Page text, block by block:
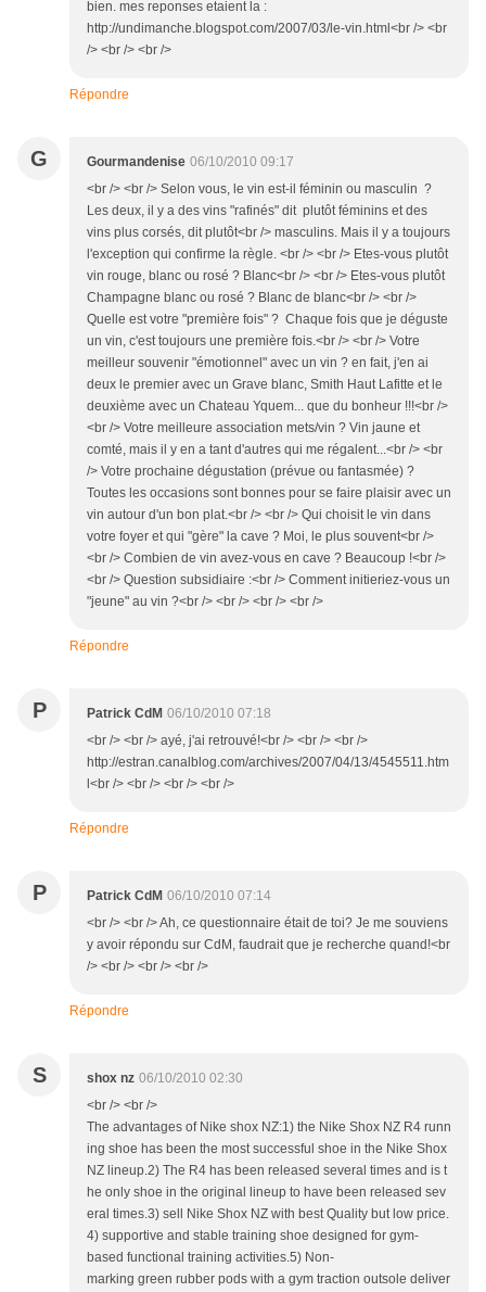
bien. mes reponses etaient la :
http://undimanche.blogspot.com/2007/03/le-vin.html<br /> <br
/> <br /> <br />
Répondre
G Gourmandenise 06/10/2010 09:17
<br /> <br /> Selon vous, le vin est-il féminin ou masculin ?
Les deux, il y a des vins "rafinés" dit plutôt féminins et des
vins plus corsés, dit plutôt<br /> masculins. Mais il y a toujours
l'exception qui confirme la règle. <br /> <br /> Etes-vous plutôt
vin rouge, blanc ou rosé ? Blanc<br /> <br /> Etes-vous plutôt
Champagne blanc ou rosé ? Blanc de blanc<br /> <br />
Quelle est votre "première fois" ? Chaque fois que je déguste
un vin, c'est toujours une première fois.<br /> <br /> Votre
meilleur souvenir "émotionnel" avec un vin ? en fait, j'en ai
deux le premier avec un Grave blanc, Smith Haut Lafitte et le
deuxième avec un Chateau Yquem... que du bonheur !!!<br />
<br /> Votre meilleure association mets/vin ? Vin jaune et
comté, mais il y en a tant d'autres qui me régalent...<br /> <br
/> Votre prochaine dégustation (prévue ou fantasmée) ?
Toutes les occasions sont bonnes pour se faire plaisir avec un
vin autour d'un bon plat.<br /> <br /> Qui choisit le vin dans
votre foyer et qui "gère" la cave ? Moi, le plus souvent<br />
<br /> Combien de vin avez-vous en cave ? Beaucoup !<br />
<br /> Question subsidiaire :<br /> Comment initieriez-vous un
"jeune" au vin ?<br /> <br /> <br /> <br />
Répondre
P Patrick CdM 06/10/2010 07:18
<br /> <br /> ayé, j'ai retrouvé!<br /> <br /> <br />
http://estran.canalblog.com/archives/2007/04/13/4545511.htm
l<br /> <br /> <br /> <br />
Répondre
P Patrick CdM 06/10/2010 07:14
<br /> <br /> Ah, ce questionnaire était de toi? Je me souviens
y avoir répondu sur CdM, faudrait que je recherche quand!<br
/> <br /> <br /> <br />
Répondre
S shox nz 06/10/2010 02:30
<br /> <br />
The advantages of Nike shox NZ:1) the Nike Shox NZ R4 runn
ing shoe has been the most successful shoe in the Nike Shox
NZ lineup.2) The R4 has been released several times and is t
he only shoe in the original lineup to have been released sev
eral times.3) sell Nike Shox NZ with best Quality but low price.
4) supportive and stable training shoe designed for gym-
based functional training activities.5) Non-
marking green rubber pods with a gym traction outsole deliver